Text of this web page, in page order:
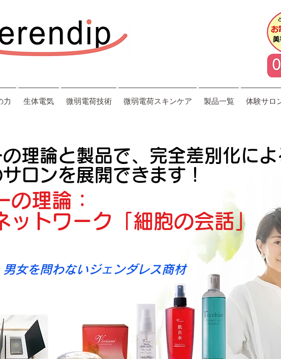
力 生体電気 微弱電荷技術 微弱電荷スキンケア 製品一覧 体験サロ
理論と製品で、完全差別化によ
ロンを展開できます！
の理論：
ットワーク「細胞の会話」
の製品：微弱電荷スキンケア＆微弱電荷機器
男女を問わないジェンダレス商材